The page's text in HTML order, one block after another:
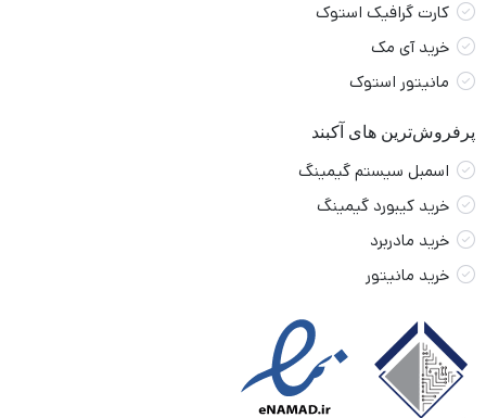
کارت گرافیک استوک
خرید آی مک
مانیتور استوک
پرفروش‌ترین های آکبند
اسمبل سیستم گیمینگ
خرید کیبورد گیمینگ
خرید مادربرد
خرید مانیتور